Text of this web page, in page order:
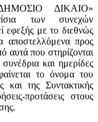
ΔΙΚΑΙΟ»
των συνεχών
εφεξής με το διεθνώς
αποστελλόμενα προς
αυτά που στηρίζονται
και ημερίδες
το όνομα του
και της Συντακτικής
προτάσεις στους